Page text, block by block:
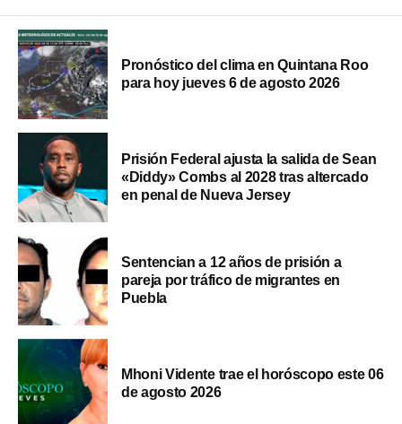
Pronóstico del clima en Quintana Roo
para hoy jueves 6 de agosto 2026
Prisión Federal ajusta la salida de Sean
«Diddy» Combs al 2028 tras altercado
en penal de Nueva Jersey
Sentencian a 12 años de prisión a
pareja por tráfico de migrantes en
Puebla
Mhoni Vidente trae el horóscopo este 06
de agosto 2026